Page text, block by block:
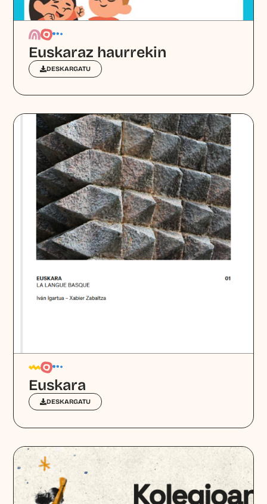
Euskaraz haurrekin
DESKARGATU
Euskara
DESKARGATU